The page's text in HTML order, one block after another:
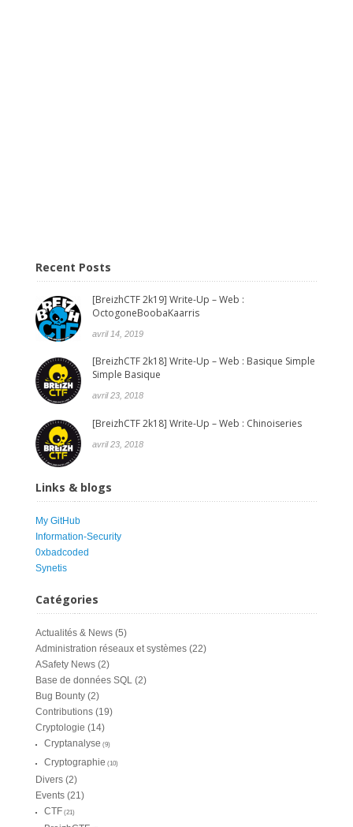
Recent Posts
[BreizhCTF 2k19] Write-Up – Web :
OctogoneBoobaKaarris
avril 14, 2019
[BreizhCTF 2k18] Write-Up – Web : Basique Simple
Simple Basique
avril 23, 2018
[BreizhCTF 2k18] Write-Up – Web : Chinoiseries
avril 23, 2018
Links & blogs
My GitHub
Information-Security
0xbadcoded
Synetis
Catégories
Actualités & News (5)
Administration réseaux et systèmes (22)
ASafety News (2)
Base de données SQL (2)
Bug Bounty (2)
Contributions (19)
Cryptologie (14)
Cryptanalyse (9)
Cryptographie (10)
Divers (2)
Events (21)
CTF (21)